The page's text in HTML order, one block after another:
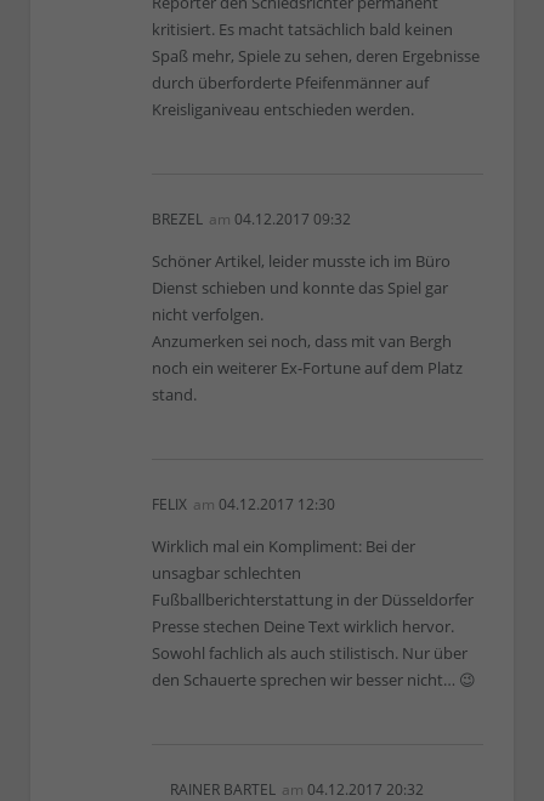
kritisiert. Es macht tatsächlich bald keinen
Spaß mehr, Spiele zu sehen, deren Ergebnisse
durch überforderte Pfeifenmänner auf
Kreisliganiveau entschieden werden.
BREZEL am 04.12.2017 09:32
Schöner Artikel, leider musste ich im Büro
Dienst schieben und konnte das Spiel gar
nicht verfolgen.
Anzumerken sei noch, dass mit van Bergh
noch ein weiterer Ex-Fortune auf dem Platz
stand.
FELIX am 04.12.2017 12:30
Wirklich mal ein Kompliment: Bei der
unsagbar schlechten
Fußballberichterstattung in der Düsseldorfer
Presse stechen Deine Text wirklich hervor.
Sowohl fachlich als auch stilistisch. Nur über
den Schauerte sprechen wir besser nicht… 😉
RAINER BARTEL am 04.12.2017 20:32